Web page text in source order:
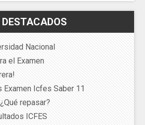
Nacional
el Examen
Examen Icfes Saber 11
repasar?
ICFES